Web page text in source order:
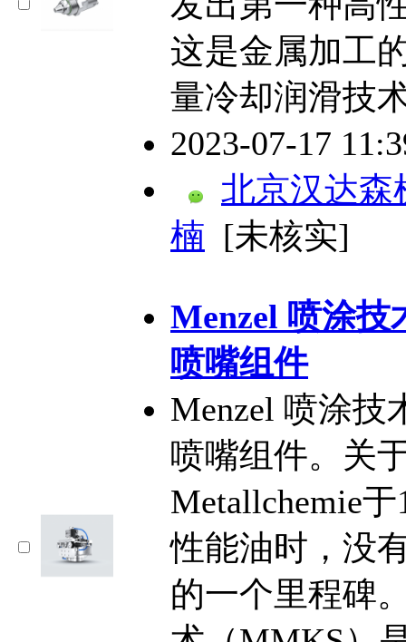
这是金属加工
量冷却润滑技
2023-07-17
北京汉达森
楠 [未核实]
Menzel 喷涂技
喷嘴组件
Menzel 喷涂技
喷嘴组件。关
Metallchemie
性能油时，没
的一个里程碑